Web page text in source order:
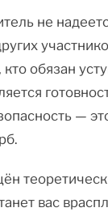
не
обязан
—
вас